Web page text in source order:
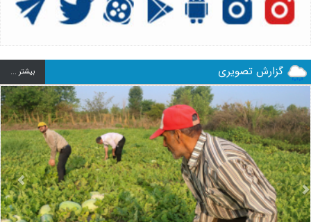
گزارش تصویری بيشتر ...
Next